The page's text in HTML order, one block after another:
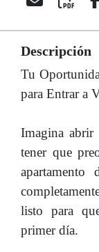
Descripción
Tu
para Entrar a
Imagina
tener que
listo para
primer día.